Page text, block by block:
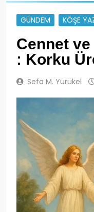
GÜNDEM KÖŞE
Cennet
: Korku
Sefa M. Yürükel